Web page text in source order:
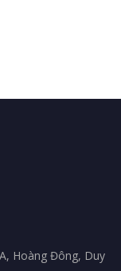
Hoàng Đông, Duy